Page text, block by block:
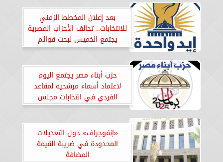
بعد إعلان المخطط الزمني
للانتخابات.. تحالف الأحزاب المصرية
يجتمع الخميس لبحث قوائم
ومرشحي الشيوخ
حزب أبناء مصر يجتمع اليوم
لاعتماد أسماء مرشحيه لمقاعد
الفردي في انتخابات مجلس
الشيوخ
«إنفوجراف» حول التعديلات
المحدودة في ضريبة القيمة
المضافة